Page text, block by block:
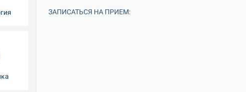
ЗАПИСАТЬСЯ НА ПРИЕМ: